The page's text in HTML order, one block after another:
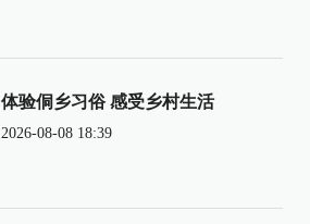
体验侗乡习俗 感受乡村生活
2026-08-08 18:39